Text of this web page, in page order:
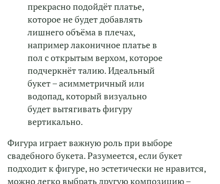
прекрасно подойдёт платье,
которое не будет добавлять
лишнего объёма в плечах,
например лаконичное платье в
пол с открытым верхом, которое
подчеркнёт талию. Идеальный
букет – асимметричный или
водопад, который визуально
будет вытягивать фигуру
вертикально.
Фигура играет важную роль при выборе
свадебного букета. Разумеется, если букет
подходит к фигуре, но эстетически не нравится,
можно легко выбрать другую композицию –